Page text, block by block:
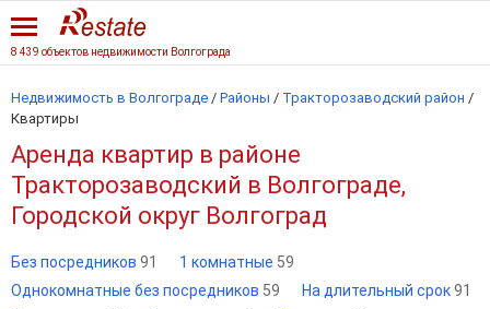
8 439 объектов недвижимости Волгограда
Недвижимость в Волгограде / Районы / Тракторозаводский район /
Квартиры
Аренда квартир в районе
Тракторозаводский в Волгограде,
Городской округ Волгоград
Без посредников 91 1 комнатные 59
Однокомнатные без посредников 59 На длительный срок91